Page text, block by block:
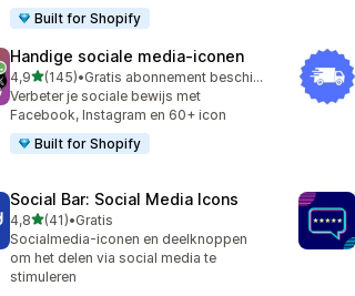
Built for Shopify
Handige sociale media‑iconen
4,9van 5 sterren
(145)
145 recensies in totaal
•
Gratis abonnement beschikbaar
Verbeter je sociale bewijs met
Facebook, Instagram en 60+ icon
Built for Shopify
Social Bar: Social Media Icons
4,8van 5 sterren
(41)
41 recensies in totaal
•Gratis
Socialmedia-iconen en deelknoppen
om het delen via social media te
stimuleren